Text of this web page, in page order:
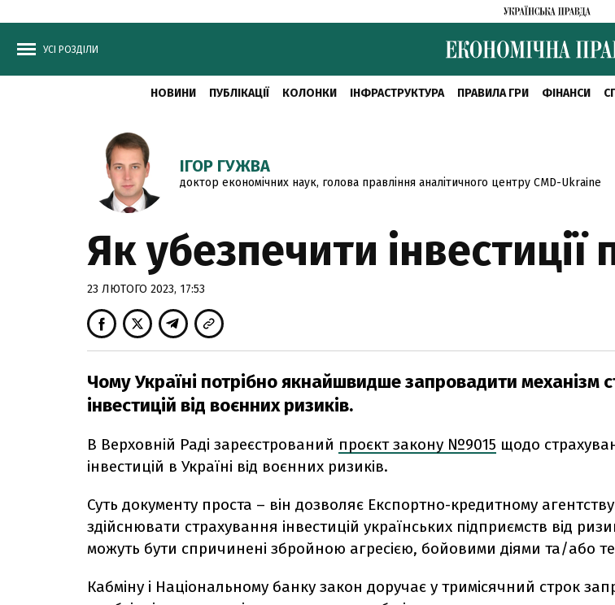
УСІ РОЗДІЛИ
НОВИНИ ПУБЛІКАЦІЇ КОЛОНКИ ІНФРАСТРУКТУРА ПРАВИЛА ГРИ ФІНАНСИ
ІГОР ГУЖВА
доктор економічних наук, голова правління аналітичного центру CMD-Ukraine
Як убезпечити інвестиції
23 ЛЮТОГО 2023, 17:53
Чому Україні потрібно якнайшвидше запровадити механізм
інвестицій від воєнних ризиків.
В Верховній Раді зареєстрований проєкт закону №9015 щодо
інвестицій в Україні від воєнних ризиків.
Суть документу проста – він дозволяє Експортно-кредитному
здійснювати страхування інвестицій українських підприємств від
можуть бути спричинені збройною агресією, бойовими діями та/або
Кабміну і Національному банку закон доручає у тримісячний строк